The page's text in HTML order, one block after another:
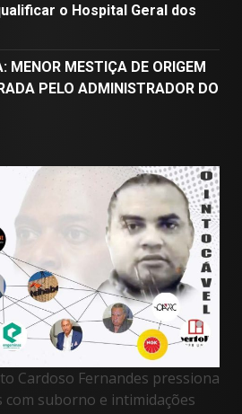
o Hospital Geral dos
MENOR MESTIÇA DE ORIGEM
PELO ADMINISTRADOR DO
Cardoso Fernandes pressiona
com suborno e intimidações